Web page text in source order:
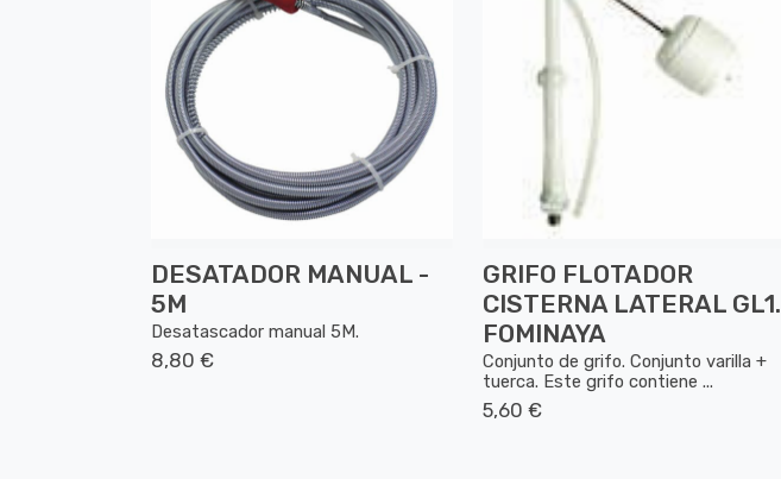
DESATADOR MANUAL -
5M
Desatascador manual 5M.
8,80 €
GRIFO FLOTADOR
CISTERNA LATERAL GL1.
FOMINAYA
Conjunto de grifo. Conjunto varilla +
tuerca. Este grifo contiene ...
5,60 €